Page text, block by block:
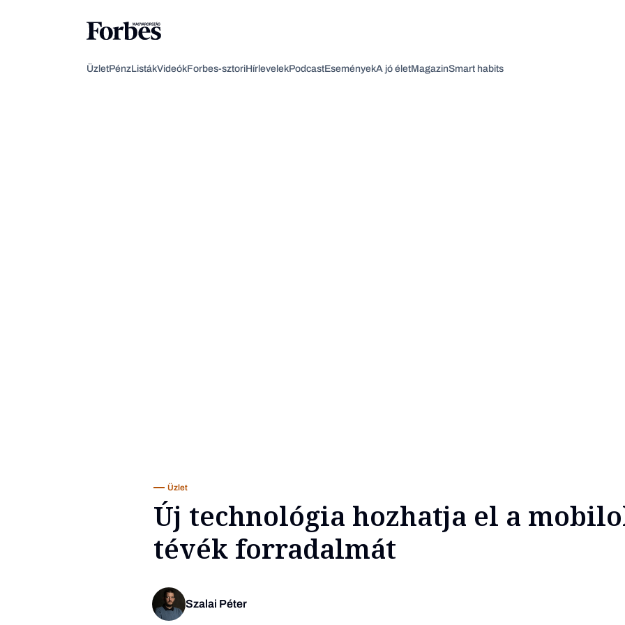
ÜzletPénzListákVideókForbes-sztoriHírlevelekPodcastEseményekA jó életMagazinSmart habits
Üzlet
Új technológia hozhatja el a
tévék forradalmát
Szalai Péter